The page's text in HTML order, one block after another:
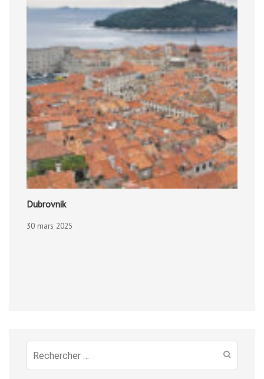
Dubrovnik
30 mars 2025
Recherche
pour